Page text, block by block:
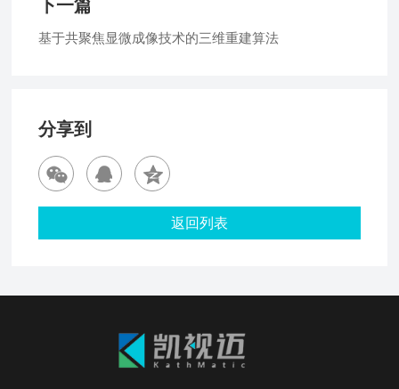
下一篇
基于共聚焦显微成像技术的三维重建算法
分享到
返回列表